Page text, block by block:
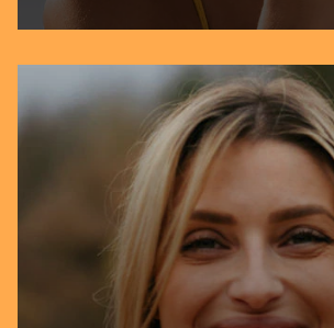
Triazine) is a photostable
and UVA protection across
application forms at low